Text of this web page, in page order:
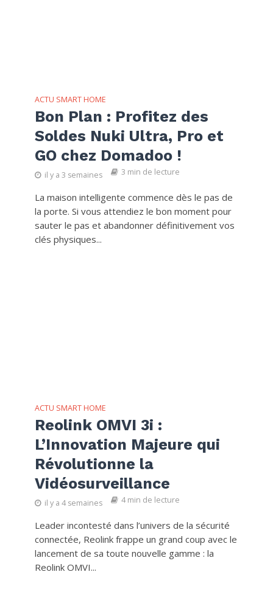
ACTU SMART HOME
Bon Plan : Profitez des
Soldes Nuki Ultra, Pro et
GO chez Domadoo !
il y a 3 semaines 3 min de lecture
La maison intelligente commence dès le pas de
la porte. Si vous attendiez le bon moment pour
sauter le pas et abandonner définitivement vos
clés physiques...
ACTU SMART HOME
Reolink OMVI 3i :
L’Innovation Majeure qui
Révolutionne la
Vidéosurveillance
il y a 4 semaines 4 min de lecture
Leader incontesté dans l’univers de la sécurité
connectée, Reolink frappe un grand coup avec le
lancement de sa toute nouvelle gamme : la
Reolink OMVI...